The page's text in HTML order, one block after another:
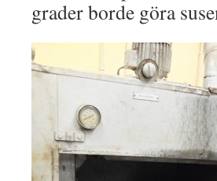
grader borde göra